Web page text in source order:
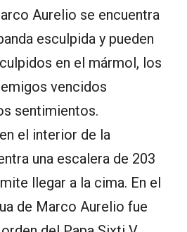
Aurelio se encuentra
esculpida y pueden
en el mármol, los
vencidos
sentimientos.
el interior de la
una escalera de 203
llegar a la cima. En el
de Marco Aurelio fue